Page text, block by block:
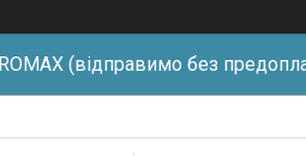
(відправимо без